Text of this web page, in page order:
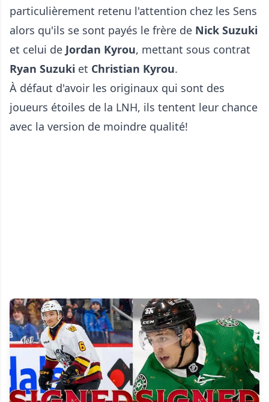
particulièrement retenu l'attention chez les Sens
alors qu'ils se sont payés le frère de Nick Suzuki
et celui de Jordan Kyrou, mettant sous contrat
Ryan Suzuki et Christian Kyrou.
À défaut d'avoir les originaux qui sont des
joueurs étoiles de la LNH, ils tentent leur chance
avec la version de moindre qualité!